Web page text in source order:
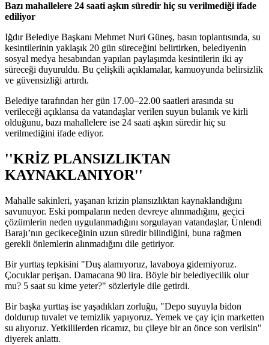
Bazı mahallelere 24 saati aşkın süredir hiç su verilmediği ifade
ediliyor
Iğdır Belediye Başkanı Mehmet Nuri Güneş, basın toplantısında, su
kesintilerinin yaklaşık 20 gün süreceğini belirtirken, belediyenin
sosyal medya hesabından yapılan paylaşımda kesintilerin iki ay
süreceği duyuruldu. Bu çelişkili açıklamalar, kamuoyunda belirsizlik
ve güvensizliği artırdı.
Belediye tarafından her gün 17.00–22.00 saatleri arasında su
verileceği açıklansa da vatandaşlar verilen suyun bulanık ve kirli
olduğunu, bazı mahallelere ise 24 saati aşkın süredir hiç su
verilmediğini ifade ediyor.
''KRİZ PLANSIZLIKTAN
KAYNAKLANIYOR''
Mahalle sakinleri, yaşanan krizin plansızlıktan kaynaklandığını
savunuyor. Eski pompaların neden devreye alınmadığını, geçici
çözümlerin neden uygulanmadığını sorgulayan vatandaşlar, Ünlendi
Barajı’nın gecikeceğinin uzun süredir bilindiğini, buna rağmen
gerekli önlemlerin alınmadığını dile getiriyor.
Bir yurttaş tepkisini "Duş alamıyoruz, lavaboya gidemiyoruz.
Çocuklar perişan. Damacana 90 lira. Böyle bir belediyecilik olur
mu? 5 saat su kime yeter?" sözleriyle dile getirdi.
Bir başka yurttaş ise yaşadıkları zorluğu, "Depo suyuyla bidon
doldurup tuvalet ve temizlik yapıyoruz. Yemek ve çay için marketten
su alıyoruz. Yetkililerden ricamız, bu çileye bir an önce son verilsin"
diyerek anlattı.